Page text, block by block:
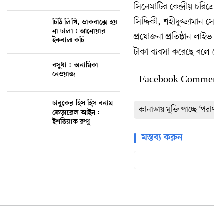
চিঠি লিখি, ডাকবাক্সে হয়
না ঢালা : আনোয়ার
ইকবাল কচি
বসুধা : অনামিকা
নেওয়াজ
চাবুকের হিস হিস বনাম
ফেড়ারেল আইন :
ইশতিয়াক রুপু
সিনেমাটির কেন্দ্রীয়
সিদ্দিকী,
প্রযোজনা প্রতিষ্ঠান
টাকা ব্যবসা করেছে বলে
Facebook
কানাডায় মুক্তি পাচ্ছে
মন্তব্য করুন